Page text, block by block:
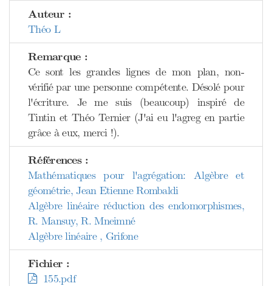
Auteur :
Théo L
Remarque :
Ce sont les grandes lignes de mon plan, non-
vérifié par une personne compétente. Désolé pour
l'écriture. Je me suis (beaucoup) inspiré de
Tintin et Théo Ternier (J'ai eu l'agreg en partie
grâce à eux, merci !).
Références :
Mathématiques pour l'agrégation: Algèbre et
géométrie, Jean Etienne Rombaldi
Algèbre linéaire réduction des endomorphismes,
R. Mansuy, R. Mneimné
Algèbre linéaire , Grifone
Fichier :
155.pdf